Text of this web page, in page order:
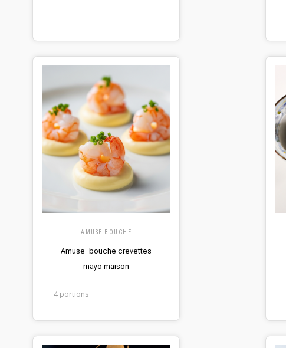
AMUSE BOUCHE
Amuse-bouche crevettes
mayo maison
4 portions